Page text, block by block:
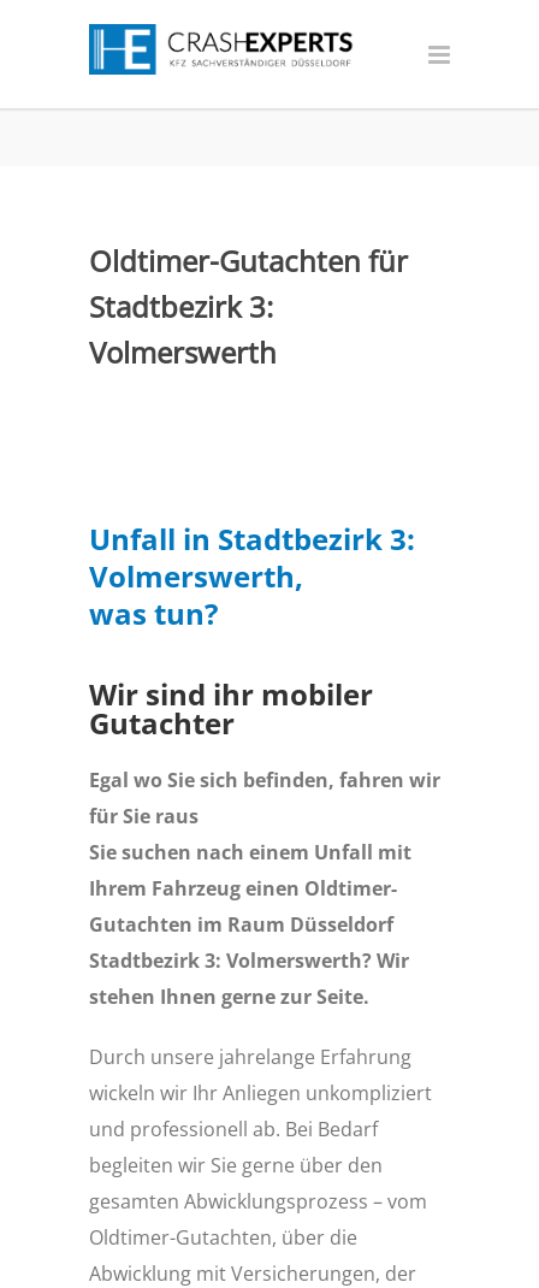
Oldtimer-Gutachten für
Stadtbezirk 3:
Volmerswerth
Unfall in Stadtbezirk 3:
Volmerswerth,
was tun?
Wir sind ihr mobiler
Gutachter
Egal wo Sie sich befinden, fahren wir
für Sie raus
Sie suchen nach einem Unfall mit
Ihrem Fahrzeug einen Oldtimer-
Gutachten im Raum Düsseldorf
Stadtbezirk 3: Volmerswerth? Wir
stehen Ihnen gerne zur Seite.
Durch unsere jahrelange Erfahrung
wickeln wir Ihr Anliegen unkompliziert
und professionell ab. Bei Bedarf
begleiten wir Sie gerne über den
gesamten Abwicklungsprozess – vom
Oldtimer-Gutachten, über die
Abwicklung mit Versicherungen, der